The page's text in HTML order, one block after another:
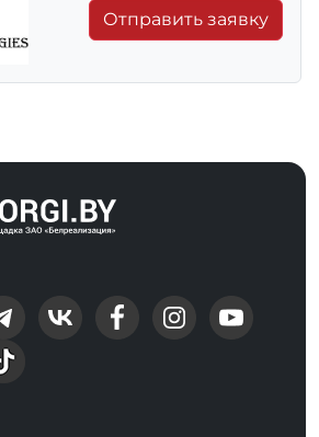
Отправить заявку